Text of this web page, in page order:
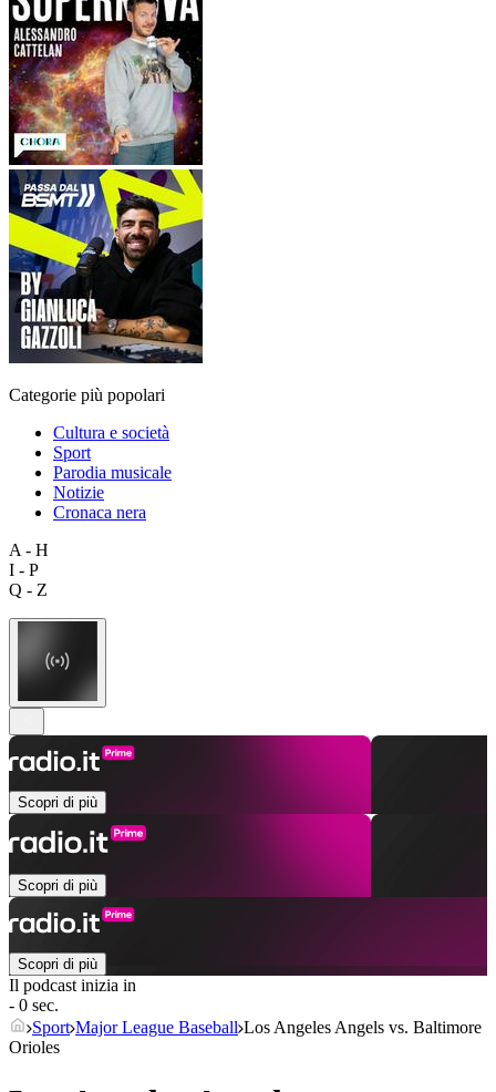
Categorie più popolari
Cultura e società
Sport
Parodia musicale
Notizie
Cronaca nera
A - H
I - P
Q - Z
Scopri di più
Scopri di più
Scopri di più
Il podcast inizia in
- 0 sec.
Sport Major League Baseball Los Angeles Angels vs. Baltimore
Orioles